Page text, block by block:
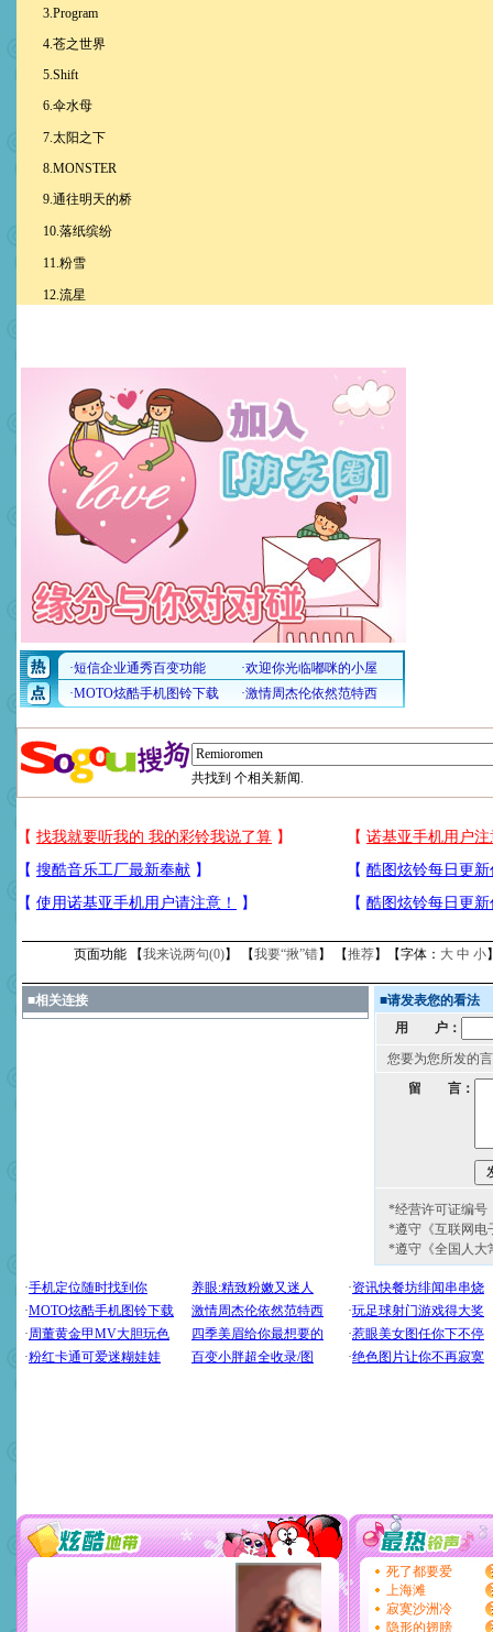
3.Program
4.苍之世界
5.Shift
6.伞水母
7.太阳之下
8.MONSTER
9.通往明天的桥
10.落纸缤纷
11.粉雪
12.流星
共找到 个相关新闻.
页面功能 【我来说两句(0)】 【我要“揪”错】 【推荐】【字体： 大 中 小
■相关连接 ■请发表您的看法
用 户：
您要为您所发的
留 言：
*经营许可证编号
*遵守《互联网电
*遵守《全国人大